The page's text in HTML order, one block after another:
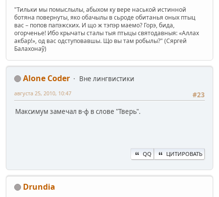
"Тильки мы помыслылы, абыхом ку вере наськой истинной
ботяна повернуты, яко обачылы в сьроде обитанья оных птыц
вас – попов папэжских. И що ж тэпэр маемо? Горэ, бида,
огорченье! Ибо крычаты сталы тыя птыцы святодавныя: «Аллах
акбар!», од вас одступовавшы. Що вы там робылы?" (Сяргей
Балахонаў)
Alone Coder
Вне лингвистики
#23
августа 25, 2010, 10:47
Максимум замечал в-ф в слове "Тверь".
QQ ЦИТИРОВАТЬ
Drundia